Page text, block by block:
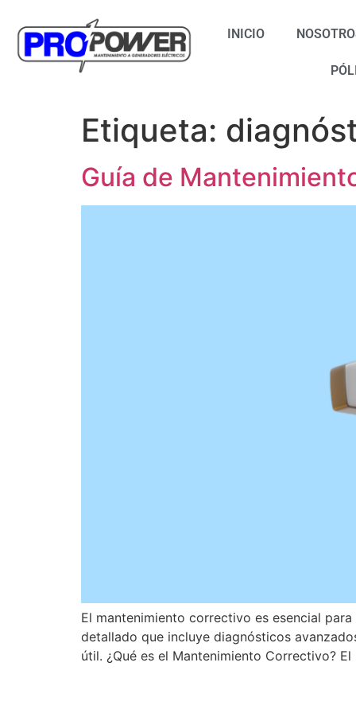
INICIO
Etiqueta:
Guía de
El mantenimiento correctivo es esencial
detallado que incluye diagnósticos
útil. ¿Qué es el Mantenimiento Correctivo?